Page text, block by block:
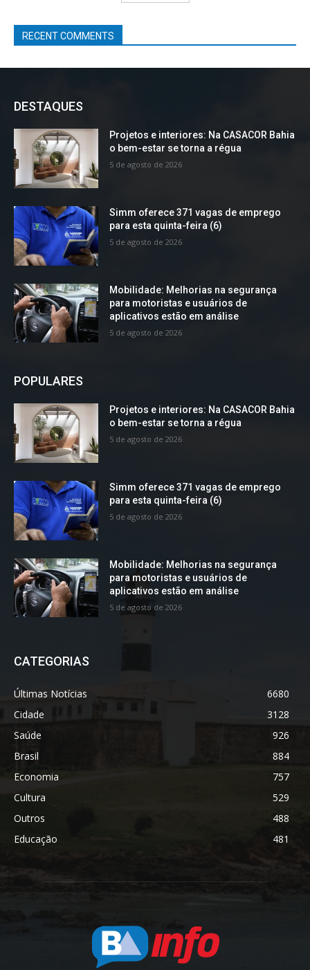
RECENT COMMENTS
DESTAQUES
Projetos e interiores: Na CASACOR Bahia
o bem-estar se torna a régua
5 de agosto de 2026
Simm oferece 371 vagas de emprego
para esta quinta-feira (6)
5 de agosto de 2026
Mobilidade: Melhorias na segurança
para motoristas e usuários de
aplicativos estão em análise
5 de agosto de 2026
POPULARES
Projetos e interiores: Na CASACOR Bahia
o bem-estar se torna a régua
5 de agosto de 2026
Simm oferece 371 vagas de emprego
para esta quinta-feira (6)
5 de agosto de 2026
Mobilidade: Melhorias na segurança
para motoristas e usuários de
aplicativos estão em análise
5 de agosto de 2026
CATEGORIAS
Últimas Notícias
6680
Cidade
3128
Saúde
926
Brasil
884
Economia
757
Cultura
529
Outros
488
Educação
481